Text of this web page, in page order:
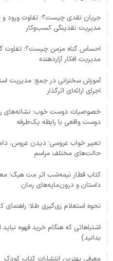
جریان نقدی چیست؟؛ تفاوت ورود
مدیریت نقدینگی کسب‌وکار
احساس گناه مزمن چیست؟؛ تفاوت
مدیریت افکار آزاردهنده
آموزش سخنرانی در جمع؛ مدیریت
اجرای ارائه‌ای اثرگذار
خصوصیات دوست خوب؛ نشانه‌های
دوست واقعی با رابطه یک‌طرفه
تعبیر خواب عروسی؛ دیدن عروس،
حالت‌های مختلف مراسم
کتاب قطار نیمه‌شب اثر مت هیگ؛
داستان و درون‌مایه‌های رمان
نحوه استعلام ری‌گیری طلا؛
بدانید)
معرفی بهترین انتشارات کتاب کودک